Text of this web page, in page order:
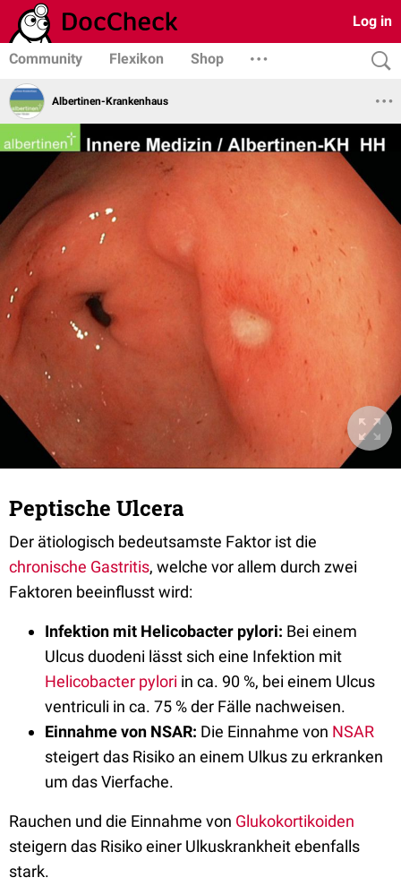
Log in
Community Flexikon Shop
Albertinen-Krankenhaus
Peptische Ulcera
Der ätiologisch bedeutsamste Faktor ist die
chronische Gastritis, welche vor allem durch zwei
Faktoren beeinflusst wird:
Infektion mit Helicobacter pylori: Bei einem
Ulcus duodeni lässt sich eine Infektion mit
Helicobacter pylori in ca. 90 %, bei einem Ulcus
ventriculi in ca. 75 % der Fälle nachweisen.
Einnahme von NSAR: Die Einnahme von NSAR
steigert das Risiko an einem Ulkus zu erkranken
um das Vierfache.
Rauchen und die Einnahme von Glukokortikoiden
steigern das Risiko einer Ulkuskrankheit ebenfalls
stark.